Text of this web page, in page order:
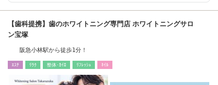
【歯科提携】歯のホワイトニング専門店 ホワイトニングサロ
ン宝塚
阪急小林駅から徒歩1分！
ｴｽﾃ ﾘﾗｸ 整体･ｶｲﾛ ﾘﾌﾚｯｼｭ ﾈｲﾙ